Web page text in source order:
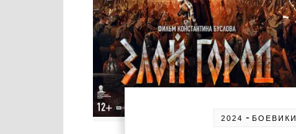
2024 -БОЕВИКИ